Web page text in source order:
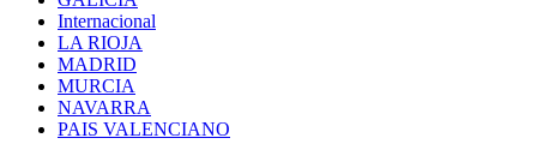
Internacional
LA RIOJA
MADRID
MURCIA
NAVARRA
PAIS VALENCIANO